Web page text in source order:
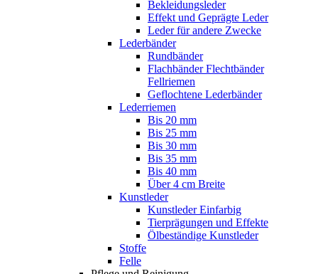
Bekleidungsleder
Effekt und Geprägte Leder
Leder für andere Zwecke
Lederbänder
Rundbänder
Flachbänder Flechtbänder
Fellriemen
Geflochtene Lederbänder
Lederriemen
Bis 20 mm
Bis 25 mm
Bis 30 mm
Bis 35 mm
Bis 40 mm
Über 4 cm Breite
Kunstleder
Kunstleder Einfarbig
Tierprägungen und Effekte
Ölbeständige Kunstleder
Stoffe
Felle